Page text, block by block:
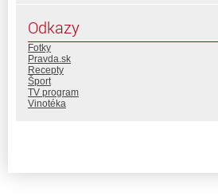
Odkazy
Fotky
Pravda.sk
Recepty
Šport
TV program
Vinotéka